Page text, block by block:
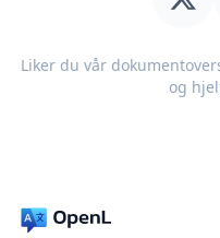
Liker du vår
og